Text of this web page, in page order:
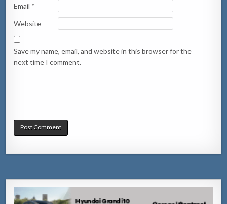
Email *
Website
Save my name, email, and website in this browser for the
next time I comment.